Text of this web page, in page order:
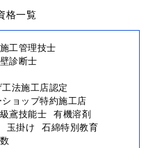
格一覧
工管理技士
診断士
法施工店認定
ョップ特約施工店
鳶技能士 有機溶剤
玉掛け 石綿特別教育